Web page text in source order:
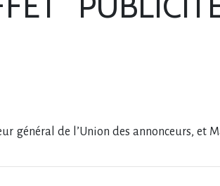
général de l’Union des annonceurs, et